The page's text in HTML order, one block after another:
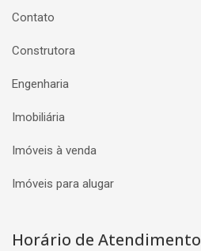
Contato
Construtora
Engenharia
Imobiliária
Imóveis à venda
Imóveis para alugar
Horário de Atendimento